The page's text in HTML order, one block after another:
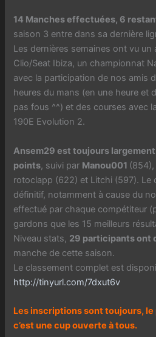
14 Manches effectuées, 6
saison 3 entre dans sa dernière
Les dernières semaines ont vu
Clio/Seat Ibiza, un championnat
avec la participation de nos amis
heures du mans (en une heure et
pas fous ^^) et des courses avec
190E Evolution 2.
Ansem29 est toujours
points, suivi par Manou001 (854),
rotoclapp (622) et Litchi (597). Le
définitif, notamment à cause du
effectué par chaque compétiteur
gardons que les 15 meilleurs
Niveau stats, 29 participants ont
manche de cette saison.
Le classement complet est
http://tinyurl.com/7dxut6v
Les inscriptions sont toujours,
c’est une cup ouverte à tous.